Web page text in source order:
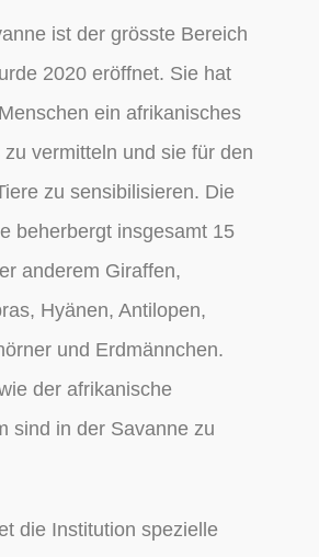
ist der grösste Bereich
2020 eröffnet. Sie hat
ein afrikanisches
vermitteln und sie für den
zu sensibilisieren. Die
beherbergt insgesamt 15
anderem Giraffen,
Hyänen, Antilopen,
und Erdmännchen.
der afrikanische
sind in der Savanne zu
die Institution spezielle